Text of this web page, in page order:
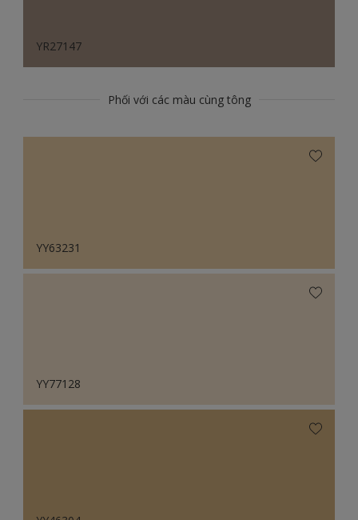
YR27147
Phối với các màu cùng tông
YY63231
YY77128